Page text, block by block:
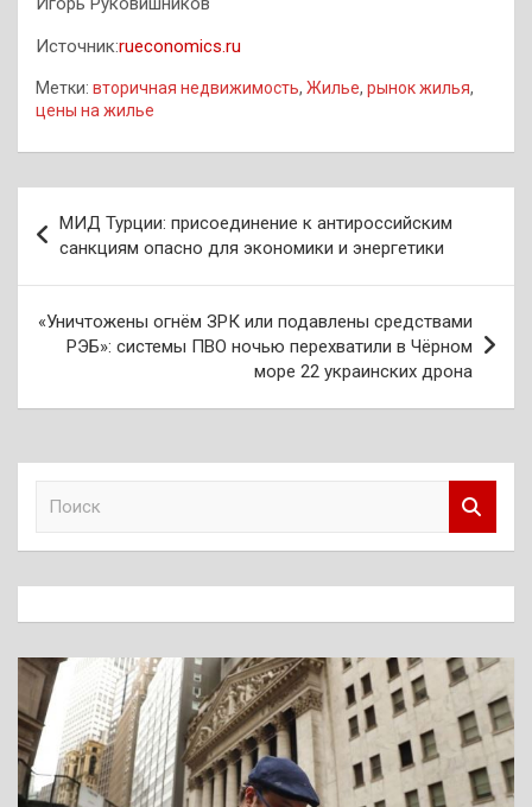
Источник:rueconomics.ru
Метки: вторичная недвижимость, Жилье, рынок жилья,
цены на жилье
по
записям
МИД Турции: присоединение к антироссийским
санкциям опасно для экономики и энергетики
«Уничтожены огнём ЗРК или подавлены средствами
РЭБ»: системы ПВО ночью перехватили в Чёрном
море 22 украинских дрона
к